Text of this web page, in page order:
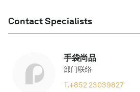
Contact Specialists
手袋尚品
部门联络
T.+852 23039827